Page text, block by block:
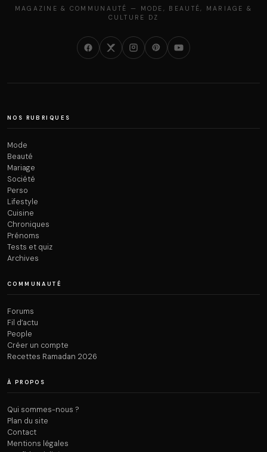
MAGAZINE & COMMUNAUTÉ — MODE, BEAUTÉ, MARIAGE &
CULTURE DZ
NOS RUBRIQUES
Mode
Beauté
Mariage
Société
Perso
Lifestyle
Cuisine
Chroniques
Prénoms
Tests et quiz
Archives
COMMUNAUTÉ
Forums
Fil d’actu
People
Créer un compte
Recettes Ramadan 2026
À PROPOS
Qui sommes-nous ?
Plan du site
Contact
Mentions légales